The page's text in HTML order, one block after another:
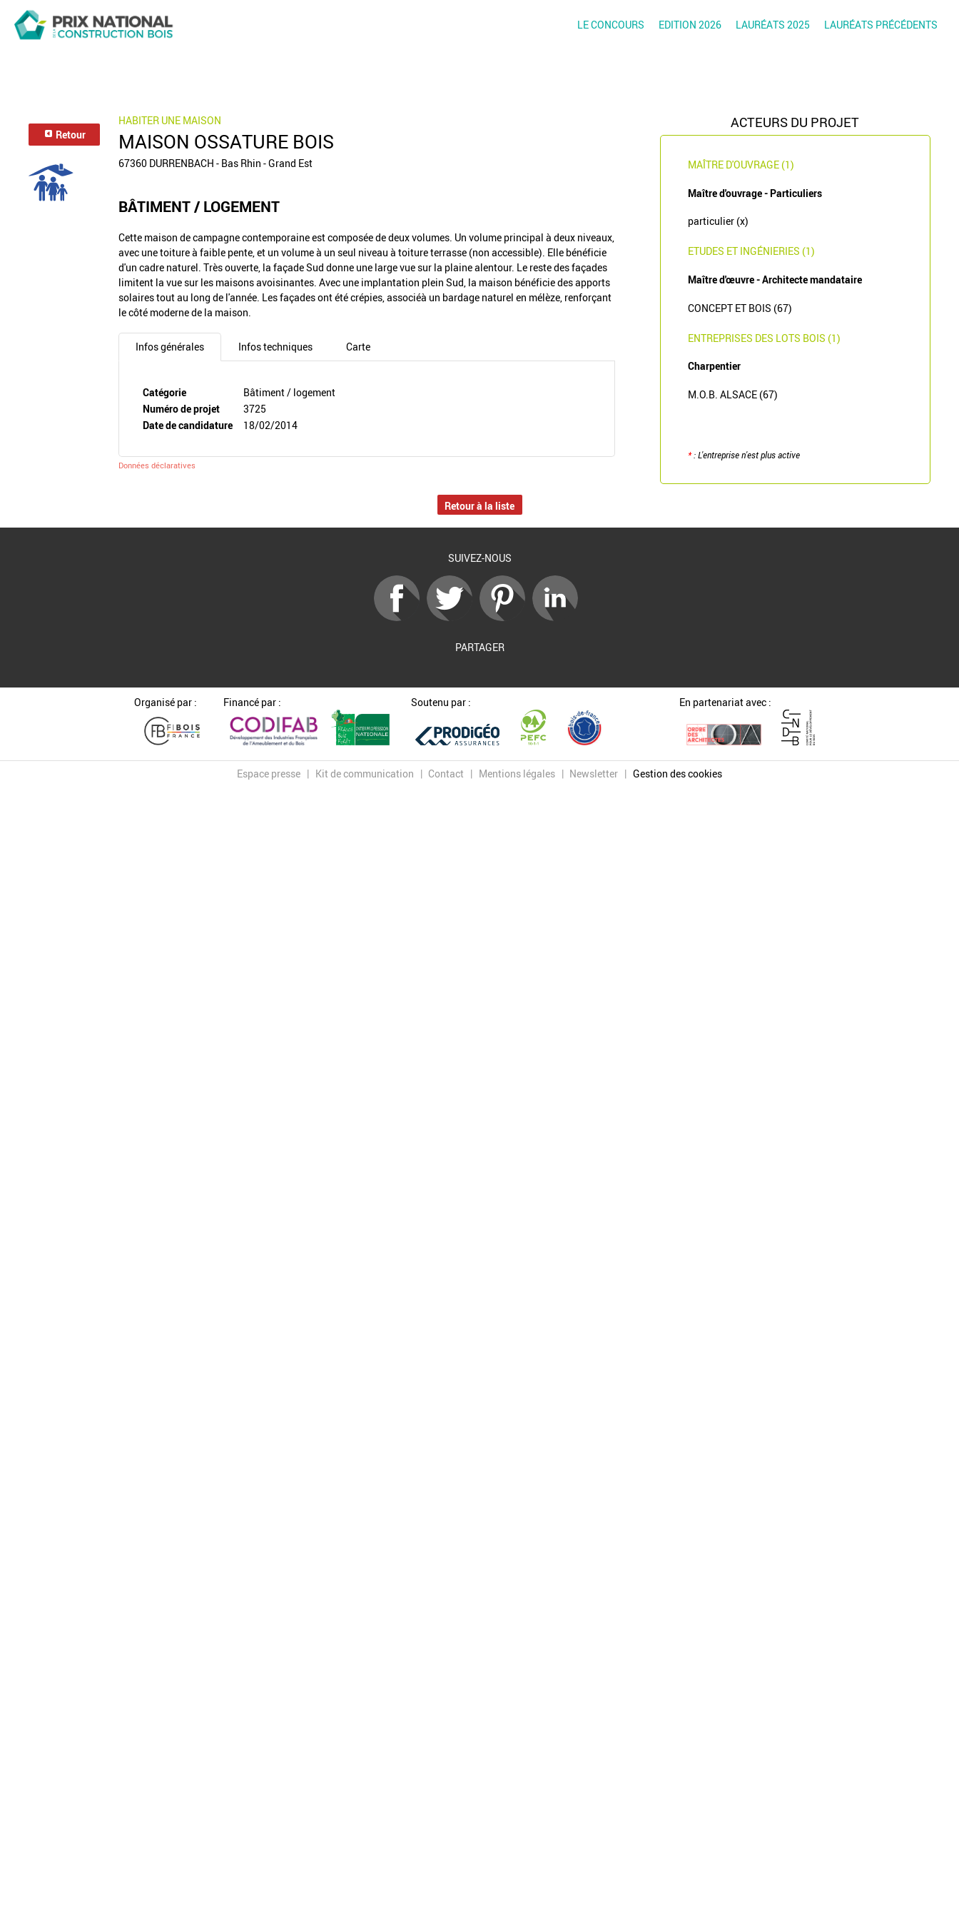
LE CONCOURS EDITION 2026 LAURÉATS 2025 LAURÉATS PRÉCÉDENTS
Retour
HABITER UNE MAISON
MAISON OSSATURE BOIS
67360 DURRENBACH - Bas Rhin - Grand Est
BÂTIMENT / LOGEMENT
Cette maison de campagne contemporaine est composée de deux volumes. Un volume principal à deux niveaux,
avec une toiture à faible pente, et un volume à un seul niveau à toiture terrasse (non accessible). Elle bénéficie
d'un cadre naturel. Très ouverte, la façade Sud donne une large vue sur la plaine alentour. Le reste des façades
limitent la vue sur les maisons avoisinantes. Avec une implantation plein Sud, la maison bénéficie des apports
solaires tout au long de l'année. Les façades ont été crépies, associéà un bardage naturel en mélèze, renforçant
le côté moderne de la maison.
Infos générales Infos techniques Carte
Catégorie
Bâtiment / logement
Numéro de projet
3725
Date de candidature
18/02/2014
Données déclaratives
ACTEURS DU PROJET
MAÎTRE D'OUVRAGE (1)
Maître d'ouvrage - Particuliers
particulier (x)
ETUDES ET INGÉNIERIES (1)
Maître d'œuvre - Architecte mandataire
CONCEPT ET BOIS (67)
ENTREPRISES DES LOTS BOIS (1)
Charpentier
M.O.B. ALSACE (67)
*: L'entreprise n'est plus active
Retour à la liste
SUIVEZ-NOUS
PARTAGER
Organisé par : Financé par : Soutenu par : En partenariat avec :
Espace presse Kit de communication Contact Mentions légales Newsletter Gestion des cookies